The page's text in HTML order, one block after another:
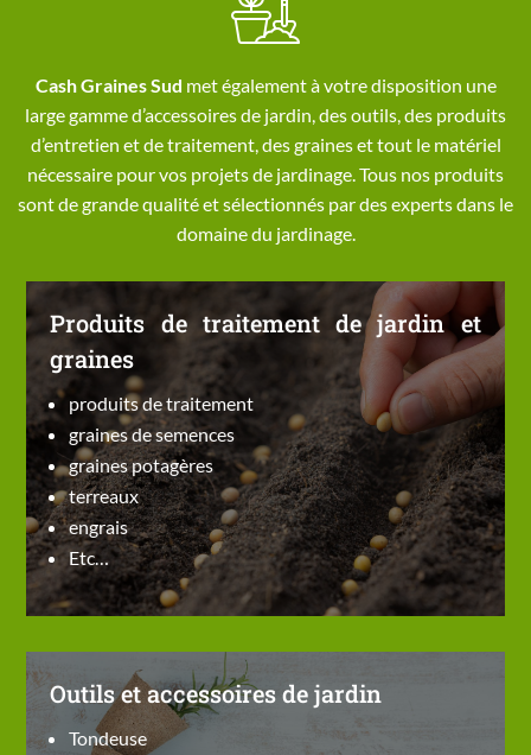
Cash Graines Sud met également à votre disposition une
large gamme d’accessoires de jardin, des outils, des produits
d’entretien et de traitement, des graines et tout le matériel
nécessaire pour vos projets de jardinage. Tous nos produits
sont de grande qualité et sélectionnés par des experts dans le
domaine du jardinage.
Produits de traitement de jardin et
graines
produits de traitement
graines de semences
graines potagères
terreaux
engrais
Etc…
Outils et accessoires de jardin
Tondeuse